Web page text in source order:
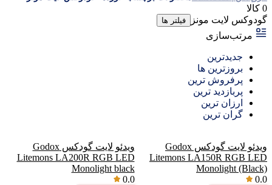
0 کالا
گودوکس لایت مونز
فیلتر ها
مرتب‌سازی
جدیدترین
بروزترین ها
پرفروش ترین
پربازدید ترین
ارزان ترین
گران ترین
ویدئو لایت گودکس Godox
Litemons LA150R RGB LED
Monolight (Black)
0.0
ویدئو لایت گودکس Godox
Litemons LA200R RGB LED
Monolight black
0.0